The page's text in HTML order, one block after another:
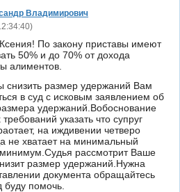
Владимирович
)
По закону приставы имеют
50% и до 70% от дохода
алиментов.
снизить размер удержаний Вам
в суд с исковым заявлением об
удержаний.Вобоснование
указать что супруг
на иждивении четверо
не хватает на минимальный
рассмотрит Ваше
размер удержаний.Нужна
документа обращайтесь
буду помочь.